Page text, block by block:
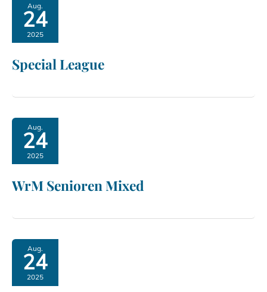
Aug.
24
2025
Special League
Aug.
24
2025
WrM Senioren Mixed
Aug.
24
2025